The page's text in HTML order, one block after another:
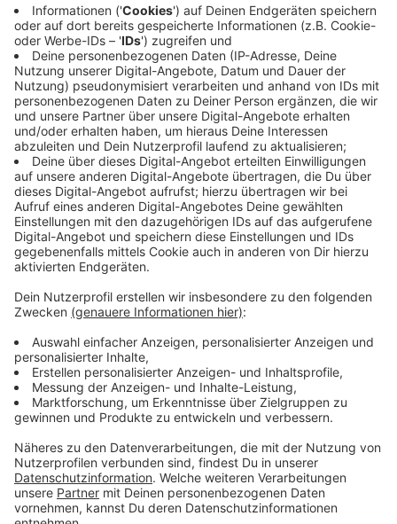
Anzeige
Bessere Vernetzung
Anzeige
DerVerband MUSIC DÜSSELDORFmöchte mit dem
Festival die kulturelle Vielfalt der Altstadt sichtbarer
machen und gleichzeitig lokale Veranstalter besser
vernetzen.
Anzeige
Festival soll jährlich stattfinden
Anzeige
Außerdem soll so auch mit dem Vorurteil, die Altstadt
werden, dass die Altstadt auch als Kultur- und
Musikstandort funktioniert. Das Festival „Altstadt
Live“ soll ab jetzt jährlich stattfinden.